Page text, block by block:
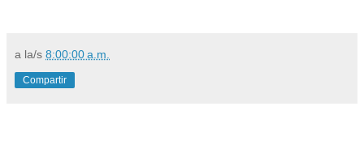
a la/s 8:00:00 a.m.
Compartir